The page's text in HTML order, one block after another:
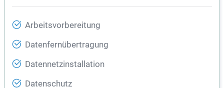
Arbeitsvorbereitung
Datenfernübertragung
Datennetzinstallation
Datenschutz